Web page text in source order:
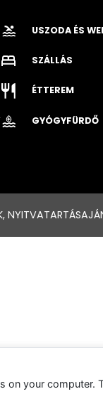
USZODA ÉS
SZÁLLÁS
ÉTTEREM
GYÓGYFÜRDŐ
NYITVATARTÁS
on your computer.